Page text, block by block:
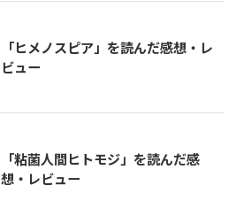
「ヒメノスピア」を読んだ感想・レ
ビュー
「粘菌人間ヒトモジ」を読んだ感
想・レビュー